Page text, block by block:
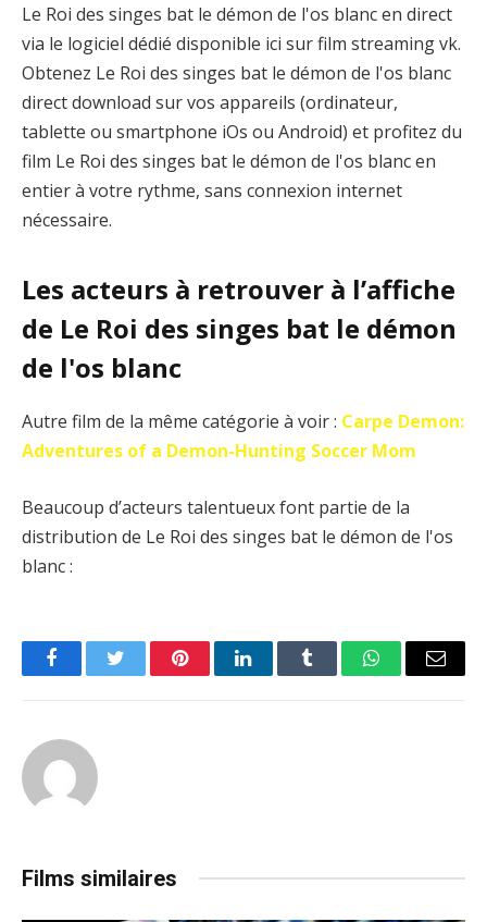
Le Roi des singes bat le démon de l'os blanc en direct
via le logiciel dédié disponible ici sur film streaming vk.
Obtenez Le Roi des singes bat le démon de l'os blanc
direct download sur vos appareils (ordinateur,
tablette ou smartphone iOs ou Android) et profitez du
film Le Roi des singes bat le démon de l'os blanc en
entier à votre rythme, sans connexion internet
nécessaire.
Les acteurs à retrouver à l’affiche
de Le Roi des singes bat le démon
de l'os blanc
Autre film de la même catégorie à voir : Carpe Demon:
Adventures of a Demon-Hunting Soccer Mom
Beaucoup d’acteurs talentueux font partie de la
distribution de Le Roi des singes bat le démon de l'os
blanc :
FacebookTwitter PinterestLinkedInTumblr WhatsAppEmail
Films similaires